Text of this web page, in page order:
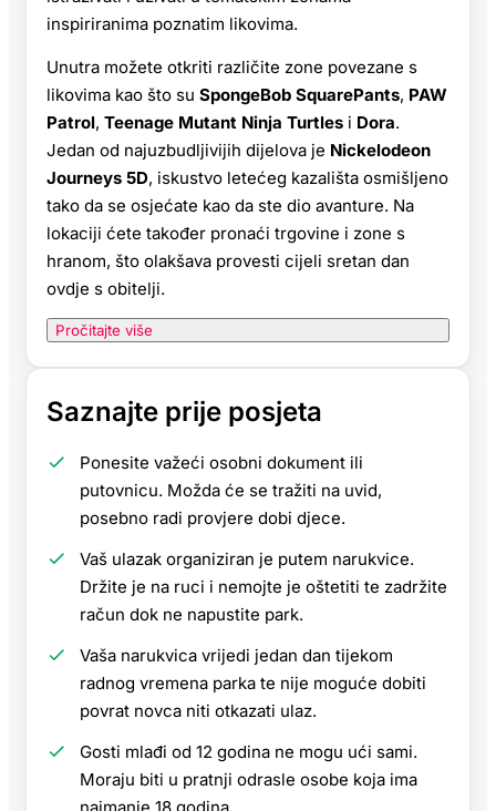
inspiriranima poznatim likovima.
Unutra možete otkriti različite zone povezane s
likovima kao što su SpongeBob SquarePants, PAW
Patrol, Teenage Mutant Ninja Turtles i Dora.
Jedan od najuzbudljivijih dijelova je Nickelodeon
Journeys 5D, iskustvo letećeg kazališta osmišljeno
tako da se osjećate kao da ste dio avanture. Na
lokaciji ćete također pronaći trgovine i zone s
hranom, što olakšava provesti cijeli sretan dan
ovdje s obitelji.
Pročitajte više
Saznajte prije posjeta
Ponesite važeći osobni dokument ili
putovnicu. Možda će se tražiti na uvid,
posebno radi provjere dobi djece.
Vaš ulazak organiziran je putem narukvice.
Držite je na ruci i nemojte je oštetiti te zadržite
račun dok ne napustite park.
Vaša narukvica vrijedi jedan dan tijekom
radnog vremena parka te nije moguće dobiti
povrat novca niti otkazati ulaz.
Gosti mlađi od 12 godina ne mogu ući sami.
Moraju biti u pratnji odrasle osobe koja ima